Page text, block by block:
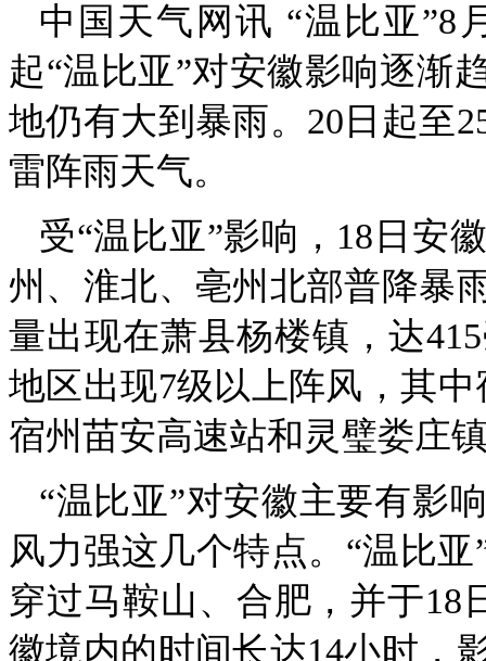
中国天气网讯 “温比亚”8
起“温比亚”对安徽影响逐渐
地仍有大到暴雨。20日起至
雷阵雨天气。
受“温比亚”影响，18日安
州、淮北、亳州北部普降暴
量出现在萧县杨楼镇，达
地区出现7级以上阵风，其
宿州苗安高速站和灵璧娄庄
“温比亚”对安徽主要有影
风力强这几个特点。“温比
穿过马鞍山、合肥，并于18
徽境内的时间长达14小时，